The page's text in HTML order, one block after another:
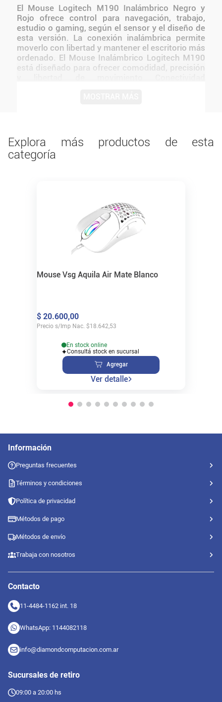
El Mouse Logitech M190 Inalámbrico Negro y
Rojo ofrece control para navegación, trabajo,
estudio o gaming, según el sensor y el diseño de
esta versión. La conexión inalámbrica permite
moverlo con libertad y mantener el escritorio más
ordenado. El Mouse Inalámbrico Logitech M190
está diseñado para ofrecer comodidad, precisión
Explora más productos de esta
categoría
Mouse Vsg Aquila Air Mate Blanco
$ 20.600,00
Precio s/Imp Nac. $18.642,53
En stock online
Consultá stock en sucursal
Agregar
Ver detalle
Información
Preguntas frecuentes
Términos y condiciones
Política de privacidad
Métodos de pago
Métodos de envío
Trabaja con nosotros
Contacto
11-4484-1162 int. 18
WhatsApp: 1144082118
info@diamondcomputacion.com.ar
Sucursales de retiro
09:00 a 20:00 hs